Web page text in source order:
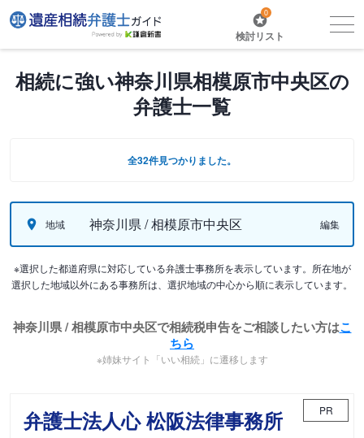
0
検討リスト
相続に強い神奈川県相模原市中央区の
弁護士一覧
全32件見つかりました。
地域 神奈川県 / 相模原市中央区 編集
※選択した都道府県に対応している弁護士事務所を表示しています。所在地が
選択した地域以外にある事務所は、選択地域の中心から順に表示しています。
神奈川県 / 相模原市中央区で相続税申告をご相談したい方はこ
ちら
※姉妹サイト「いい相続」に遷移します
弁護士法人心 松阪法律事務所 PR